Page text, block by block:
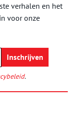
verhalen en het
voor onze
.